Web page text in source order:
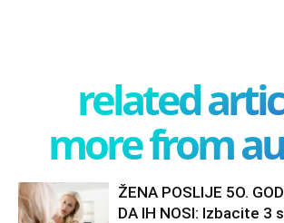
related
more from
ŽENA POSLIJE 5O.
DA IH NOSI: Izbacite 3